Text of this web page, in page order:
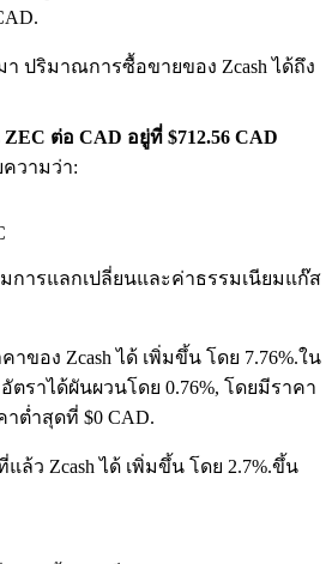
ทัล
ร็กซ์ โลหะมีค่า และสินค้าโภคภัณฑ์
เป็นหลักประกัน
ปริมาณการซื้อขายของ Zcash ได้ถึง
ZEC ต่อ CAD อยู่ที่ $712.56 CAD
วามว่า:
การแลกเปลี่ยนและค่าธรรมเนียมแก๊ส
ของ Zcash ได้ เพิ่มขึ้น โดย 7.76%.ใน
ตราได้ผันผวนโดย 0.76%, โดยมีราคา
าต่ำสุดที่ $0 CAD.
แล้ว Zcash ได้ เพิ่มขึ้น โดย 2.7%.ขึ้น